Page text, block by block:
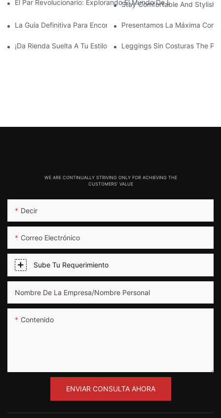
El Par Revolucionario: Explorando El Mundo De Los Leggings
Stay Comfortable And Stylish
La Guía Definitiva Para Encontrar Los Leggings Sin Costuras
Presentamos La Máxima
¡Da Rienda Suelta A Tu Estilo Atrevido Con Unos Leggings
Leggings Sin Costuras The
WE ARE CONTINUALLY STRIVING ONLY FOR ACHIEVING THE
CUSTOMERS' VALUE
Decir
Correo Electrónico
Sube Tu Requerimiento
Nombre De La Empresa/nombre Personal
Contenido
ENVIAR CONSULTA AHORA